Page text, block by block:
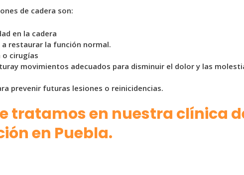
de cadera son:
en la cadera
restaurar la función normal.
o cirugías
movimientos adecuados para disminuir el dolor y las
prevenir futuras lesiones o reinicidencias.
tratamos en nuestra clínica
en Puebla.